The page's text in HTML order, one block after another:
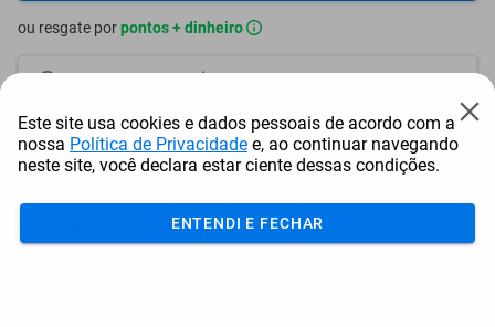
ou resgate porpontos + dinheiro
174.362 + R$ 891,16
164.675 pontos + R$ 1.336,76
154.988 pontos + R$ 1.782,36
Este site usa cookies e dados pessoais de acordo com a
nossa Política de Privacidade e, ao continuar navegando
neste site, você declara estar ciente dessas condições.
ENTENDI E FECHAR